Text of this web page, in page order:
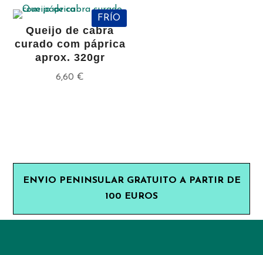
FRÍO
Queijo de cabra
curado com páprica
aprox. 320gr
6,60€
ENVIO PENINSULAR GRATUITO A PARTIR DE
100 EUROS